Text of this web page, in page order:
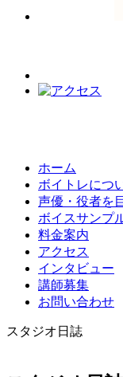
ホーム
ボイトレにつ
声優・役者を
ボイスサンプ
料金案内
アクセス
インタビュー
講師募集
お問い合わせ
スタジオ日誌